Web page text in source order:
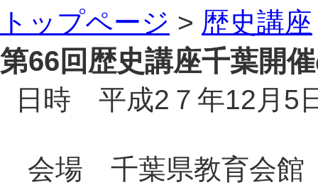
トップページ > 歴史講座
第66回歴史講座千葉開
日時 平成2７年12月5
会場 千葉県教育会